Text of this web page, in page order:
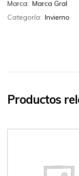
Marca: Marca Gral
Categoría: Invierno
Productos